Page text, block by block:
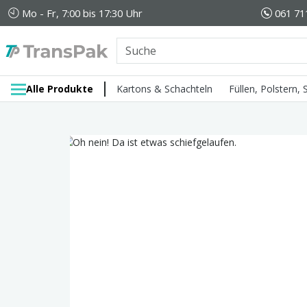
Mo - Fr, 7:00 bis 17:30 Uhr 061
Alle Produkte Kartons & Schachteln Füllen, Polstern,